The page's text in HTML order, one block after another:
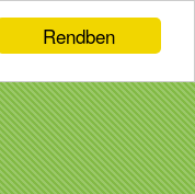
Rendben